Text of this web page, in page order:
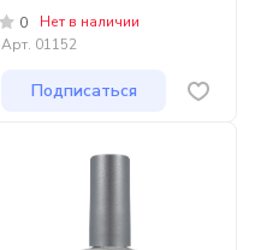
восстановления тонких
ногтей
0
Нет в наличии
Арт. 01152
Подписаться